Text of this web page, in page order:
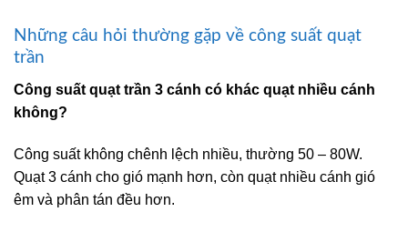
Những câu hỏi thường gặp về công suất quạt
trần
Công suất quạt trần 3 cánh có khác quạt nhiều cánh
không?
Công suất không chênh lệch nhiều, thường 50 – 80W.
Quạt 3 cánh cho gió mạnh hơn, còn quạt nhiều cánh gió
êm và phân tán đều hơn.